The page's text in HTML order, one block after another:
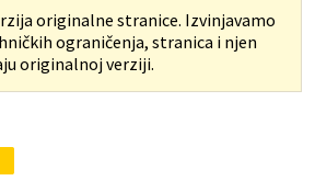
originalne stranice. Izvinjavamo
ograničenja, stranica i njen
originalnoj verziji.